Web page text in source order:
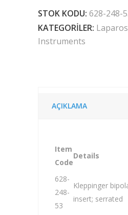
STOK KODU: 628-248-
KATEGORILER:
Instruments
AÇIKLAMA
Item
Code
Details
628-
248-
53
Kleppinger
insert; serrated